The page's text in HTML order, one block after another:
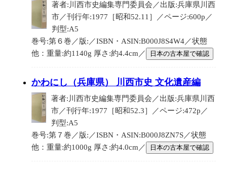
著者:川西市史編集専門委員会／出版:兵庫県川西
市／刊行年:1977［昭和52.11］／ページ:600p／
判型:A5
巻号:第６巻／版:／ISBN・ASIN:B000J8S4W4／状態
他：重量:約1140g 厚さ:約4.4cm／
日本の古本屋で確認
かわにし（兵庫県） 川西市史 文化遺産編
著者:川西市史編集専門委員会／出版:兵庫県川西
市／刊行年:1977［昭和52.3］／ページ:472p／
判型:A5
巻号:第７巻／版:／ISBN・ASIN:B000J8ZN7S／状態
他：重量:約1000g 厚さ:約4.0cm／
日本の古本屋で確認